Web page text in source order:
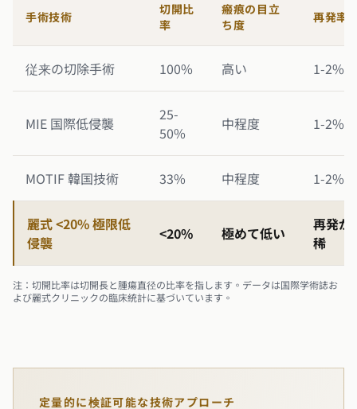
手術技術
切開比
率
瘢痕の目立
ち度
再発率
従来の切除手術 100% 高い 1-2%
MIE 国際低侵襲
25-
50%
中程度 1-2%
MOTIF 韓国技術 33% 中程度 1-2%
麗式 <20% 極限低
侵襲
<20% 極めて低い
再発が
稀
注：切開比率は切開長と腫瘍直径の比率を指します。データは国際学術誌お
よび麗式クリニックの臨床統計に基づいています。
定量的に検証可能な技術アプローチ